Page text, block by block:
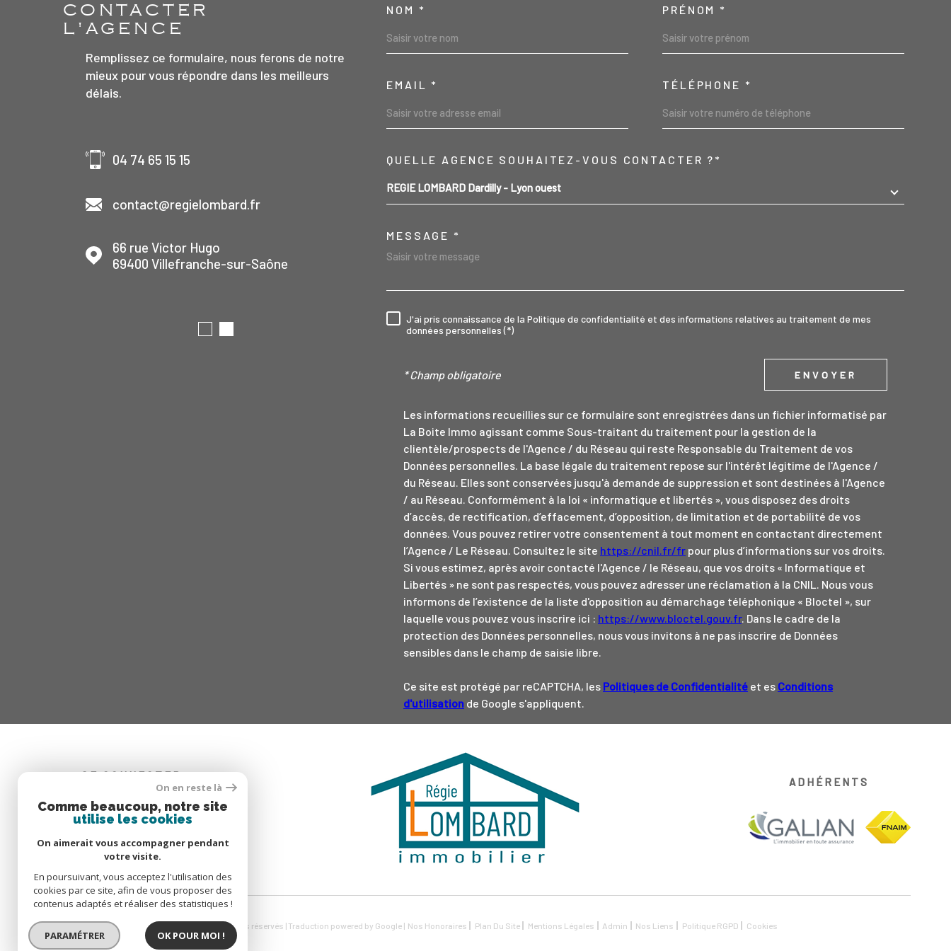
CONTACTER
L'AGENCE
Remplissez ce formulaire, nous ferons de notre
mieux pour vous répondre dans les meilleurs
délais.
04 74 65 15 15
contact@regielombard.fr
66 rue Victor Hugo
69400
Villefranche-sur-Saône
04 78 47 43 44
contact@regielombard.fr
69570
Dardilly
TRAD_MELTEM_VOSCOORDONNEES
NOM * PRÉNOM *
EMAIL * TÉLÉPHONE *
TRAD_MELTEM_VOREDEMANDE
QUELLE AGENCE SOUHAITEZ-VOUS CONTACTER ?*
REGIE LOMBARD Dardilly - Lyon ouest
MESSAGE *
RÈGLEMENTATION
J'ai pris connaissance de la Politique de confidentialité et des informations relatives au traitement de mes
données personnelles (*)
* Champ obligatoire ENVOYER
Les informations recueillies sur ce formulaire sont enregistrées dans un fichier informatisé par
La Boite Immo agissant comme Sous-traitant du traitement pour la gestion de la
clientèle/prospects de l'Agence / du Réseau qui reste Responsable du Traitement de vos
Données personnelles. La base légale du traitement repose sur l'intérêt légitime de l'Agence /
du Réseau. Elles sont conservées jusqu'à demande de suppression et sont destinées à l'Agence
/ au Réseau. Conformément à la loi « informatique et libertés », vous disposez des droits
d’accès, de rectification, d’effacement, d’opposition, de limitation et de portabilité de vos
données. Vous pouvez retirer votre consentement à tout moment en contactant directement
l’Agence / Le Réseau. Consultez le site https://cnil.fr/fr pour plus d’informations sur vos droits.
Si vous estimez, après avoir contacté l'Agence / le Réseau, que vos droits « Informatique et
Libertés » ne sont pas respectés, vous pouvez adresser une réclamation à la CNIL. Nous vous
informons de l’existence de la liste d'opposition au démarchage téléphonique « Bloctel », sur
laquelle vous pouvez vous inscrire ici : https://www.bloctel.gouv.fr. Dans le cadre de la
protection des Données personnelles, nous vous invitons à ne pas inscrire de Données
sensibles dans le champ de saisie libre.
Ce site est protégé par reCAPTCHA, les Politiques de Confidentialité et es Conditions
d'utilisation de Google s'appliquent.
SE CONNECTER
ESPACE CLIENT
ESPACE COPROPRIÉTAIRE
ADHÉRENTS
© 2026 | Tous droits réservés | Traduction powered by Google | Nos Honoraires Plan Du Site Mentions Légales Admin Nos Liens Politique RGPD Cookies
On en reste là
Comme beaucoup, notre site
utilise les cookies
On aimerait vous accompagner pendant
votre visite.
En poursuivant, vous acceptez l'utilisation des
cookies par ce site, afin de vous proposer des
contenus adaptés et réaliser des statistiques !
PARAMÉTRER OK POUR MOI !